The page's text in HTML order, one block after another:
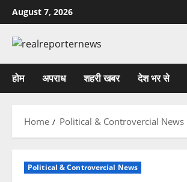
Skip
to
content
August 7, 2026
होम अपराध शहरी खबर देश भर से
Home Political & Controvercial News
Political & Controvercial News